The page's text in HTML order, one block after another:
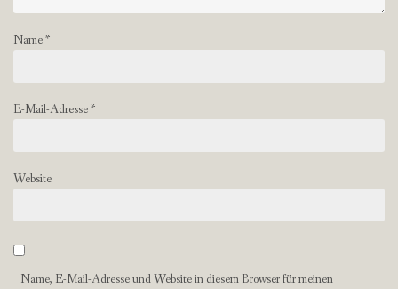
Name*
E-Mail-Adresse*
Website
Name, E-Mail-Adresse und Website in diesem Browser für meinen